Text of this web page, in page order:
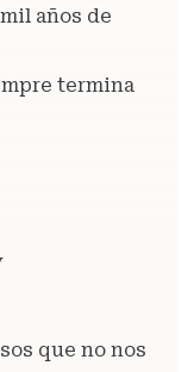
años de
termina
que no nos